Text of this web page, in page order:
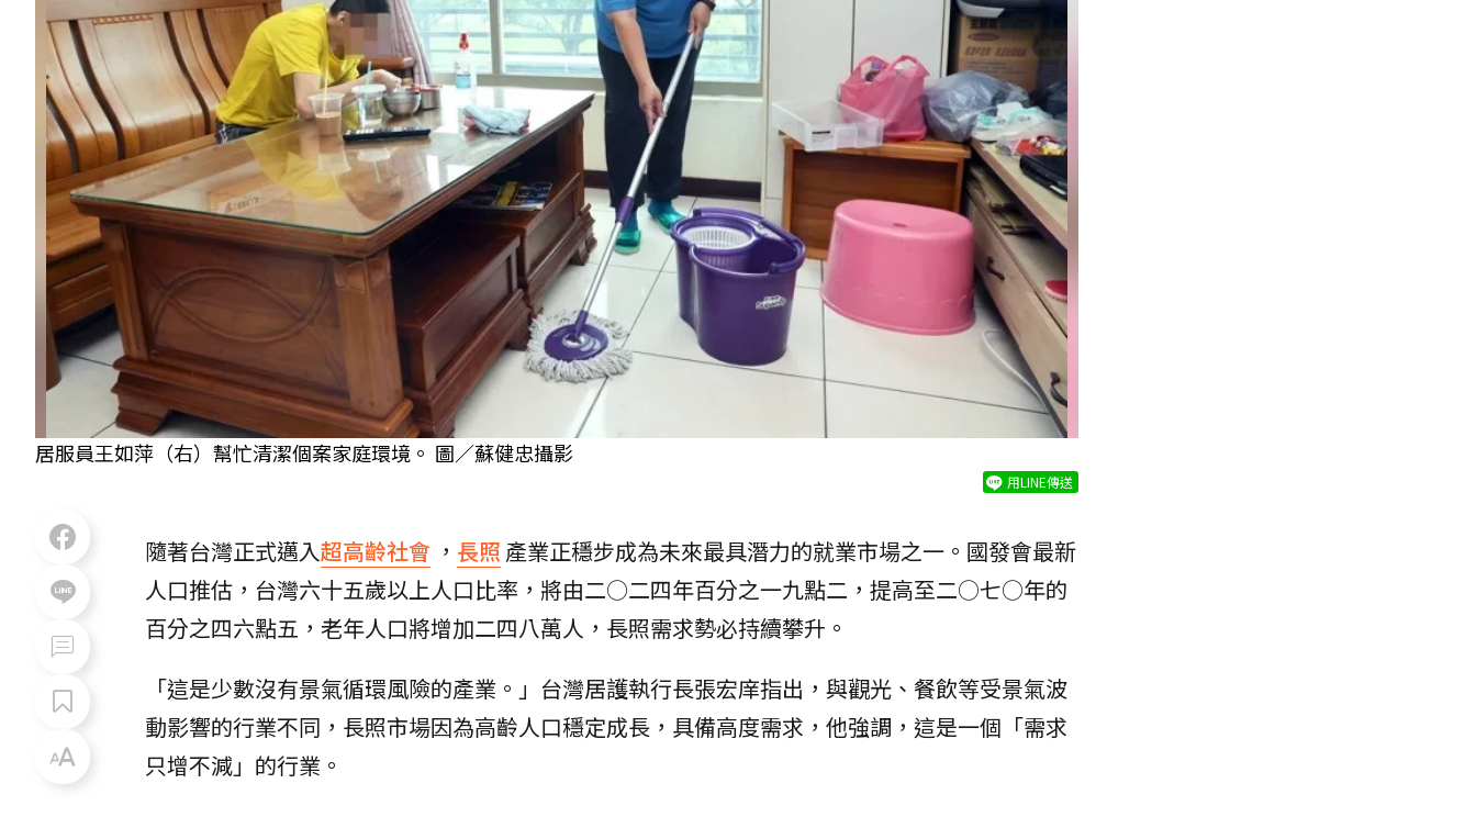
居服員王如萍（右）幫忙清潔個案家庭環境。 圖／蘇健忠攝影
用LINE傳送
隨著台灣正式邁入超高齡社會 ， 長照 產業正穩步成為未來最具潛力的就業市場之一。國發會最新
人口推估，台灣六十五歲以上人口比率，將由二○二四年百分之一九點二，提高至二○七○年的
百分之四六點五，老年人口將增加二四八萬人，長照需求勢必持續攀升。
「這是少數沒有景氣循環風險的產業。」台灣居護執行長張宏庠指出，與觀光、餐飲等受景氣波
動影響的行業不同，長照市場因為高齡人口穩定成長，具備高度需求，他強調，這是一個「需求
只增不減」的行業。